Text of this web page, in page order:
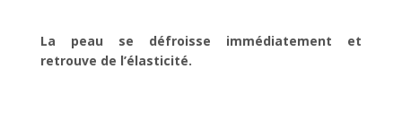
La peau se défroisse immédiatement et
retrouve de l’élasticité.